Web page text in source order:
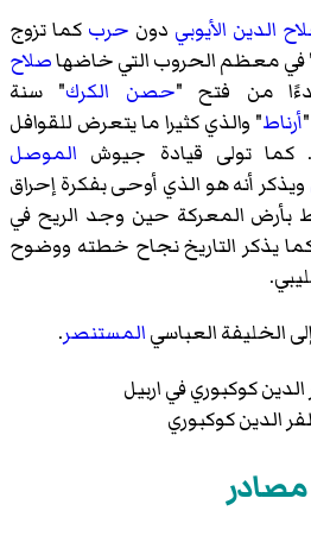
الدين الأيوبي دون حرب كما تزوج
في معظم الحروب التي خاضهاصلاح
من فتح "حصن الكرك" سنة
أرناط" والذي كثيرا ما يتعرض للقوافل
كما تولى قيادة جيوش الموصل
ويذكر أنه هو الذي أوحى بفكرة إحراق
بأرض المعركة حين وجد الريح في
يذكر التاريخ نجاح خطته ووضوح
الخليفة العباسيالمستنصر.
كوكبوري في اربيل
الدين كوكبوري
مصادر